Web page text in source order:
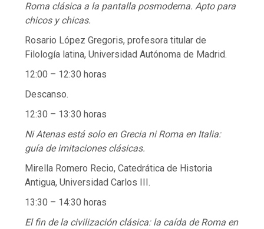
Roma clásica a la pantalla posmoderna. Apto para
chicos y chicas.
Rosario López Gregoris, profesora titular de
Filología latina, Universidad Autónoma de Madrid.
12:00 – 12:30 horas
Descanso.
12:30 – 13:30 horas
Ni Atenas está solo en Grecia ni Roma en Italia:
guía de imitaciones clásicas.
Mirella Romero Recio, Catedrática de Historia
Antigua, Universidad Carlos III.
13:30 – 14:30 horas
El fin de la civilización clásica: la caída de Roma en